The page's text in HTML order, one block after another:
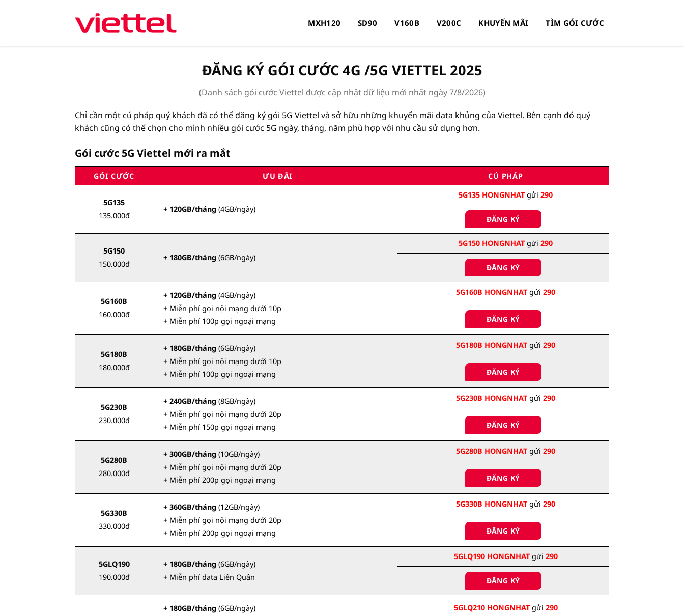
MXH120 SD90 V160B V200C KHUYẾN MÃI TÌM GÓI CƯỚC
ĐĂNG KÝ GÓI CƯỚC 4G /5G VIETTEL 2025
(Danh sách gói cước Viettel được cập nhật dữ liệu mới nhất ngày7/8/2026)
Chỉ cần một cú pháp quý khách đã có thể đăng ký gói 5G Viettel và sở hữu những khuyến mãi data khủng của Viettel. Bên cạnh đó quý
khách cũng có thể chọn cho mình nhiều gói cước 5G ngày, tháng, năm phù hợp với nhu cầu sử dụng hơn.
Gói cước 5G Viettel mới ra mắt
GÓI CƯỚC ƯU ĐÃI CÚ PHÁP
5G135
135.000đ
+ 120GB/tháng (4GB/ngày)
5G135 HONGNHAT gửi 290
ĐĂNG KÝ
5G150
150.000đ
+ 180GB/tháng (6GB/ngày)
5G150 HONGNHAT gửi 290
ĐĂNG KÝ
5G160B
160.000đ
+ 120GB/tháng (4GB/ngày)
+ Miễn phí gọi nội mạng dưới 10p
+ Miễn phí 100p gọi ngoại mạng
5G160B HONGNHAT gửi 290
ĐĂNG KÝ
5G180B
180.000đ
+ 180GB/tháng (6GB/ngày)
+ Miễn phí gọi nội mạng dưới 10p
+ Miễn phí 100p gọi ngoại mạng
5G180B HONGNHAT gửi 290
ĐĂNG KÝ
5G230B
230.000đ
+ 240GB/tháng (8GB/ngày)
+ Miễn phí gọi nội mạng dưới 20p
+ Miễn phí 150p gọi ngoại mạng
5G230B HONGNHAT gửi 290
ĐĂNG KÝ
5G280B
280.000đ
+ 300GB/tháng (10GB/ngày)
+ Miễn phí gọi nội mạng dưới 20p
+ Miễn phí 200p gọi ngoại mạng
5G280B HONGNHAT gửi 290
ĐĂNG KÝ
5G330B
330.000đ
+ 360GB/tháng (12GB/ngày)
+ Miễn phí gọi nội mạng dưới 20p
+ Miễn phí 200p gọi ngoại mạng
5G330B HONGNHAT gửi 290
ĐĂNG KÝ
5GLQ190
190.000đ
+ 180GB/tháng (6GB/ngày)
+ Miễn phí data Liên Quân
5GLQ190 HONGNHATgửi 290
ĐĂNG KÝ
+ 180GB/tháng (6GB/ngày)
5GLQ210 HONGNHATgửi 290